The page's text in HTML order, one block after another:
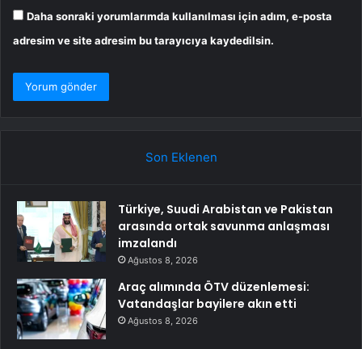
Daha sonraki yorumlarımda kullanılması için adım, e-posta
adresim ve site adresim bu tarayıcıya kaydedilsin.
Son Eklenen
Türkiye, Suudi Arabistan ve Pakistan
arasında ortak savunma anlaşması
imzalandı
Ağustos 8, 2026
Araç alımında ÖTV düzenlemesi:
Vatandaşlar bayilere akın etti
Ağustos 8, 2026